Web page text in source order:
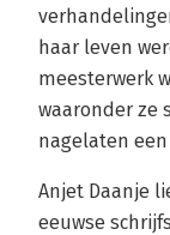
haar leven
meesterwerk
waaronder ze
nagelaten
Anjet Daanje
eeuwse